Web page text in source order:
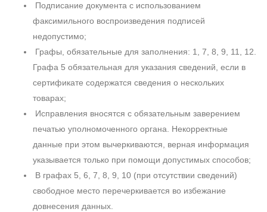
Подписание документа с использованием
факсимильного воспроизведения подписей
недопустимо;
Графы, обязательные для заполнения: 1, 7, 8, 9, 11, 12.
Графа 5 обязательная для указания сведений, если в
сертификате содержатся сведения о нескольких
товарах;
Исправления вносятся с обязательным заверением
печатью уполномоченного органа. Некорректные
данные при этом вычеркиваются, верная информация
указывается только при помощи допустимых способов;
В графах 5, 6, 7, 8, 9, 10 (при отсутствии сведений)
свободное место перечеркивается во избежание
довнесения данных.